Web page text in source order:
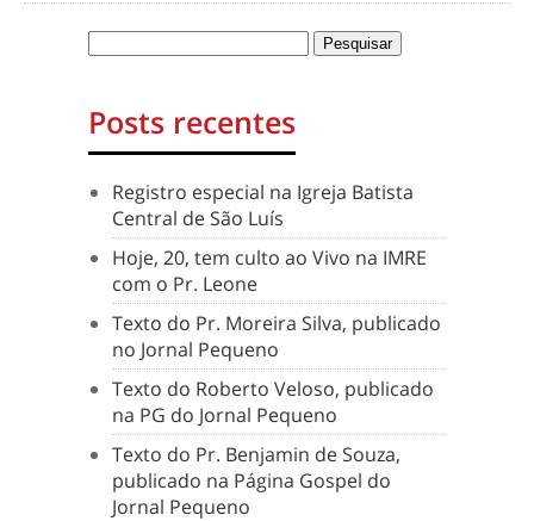
Posts recentes
Registro especial na Igreja Batista
Central de São Luís
Hoje, 20, tem culto ao Vivo na IMRE
com o Pr. Leone
Texto do Pr. Moreira Silva, publicado
no Jornal Pequeno
Texto do Roberto Veloso, publicado
na PG do Jornal Pequeno
Texto do Pr. Benjamin de Souza,
publicado na Página Gospel do
Jornal Pequeno